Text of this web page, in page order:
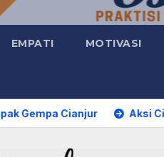
EMPATI MOTIVASI
Aksi Cipta Peduli